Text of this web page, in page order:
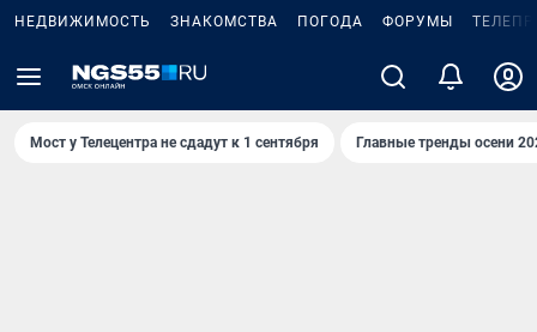
НЕДВИЖИМОСТЬ ЗНАКОМСТВА ПОГОДА ФОРУМЫ
Мост у Телецентра не сдадут к 1 сентября Главные тренды осени